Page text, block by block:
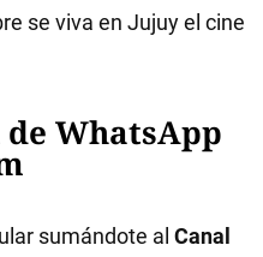
se viva en Jujuy el cine
WhatsApp
sumándote al Canal